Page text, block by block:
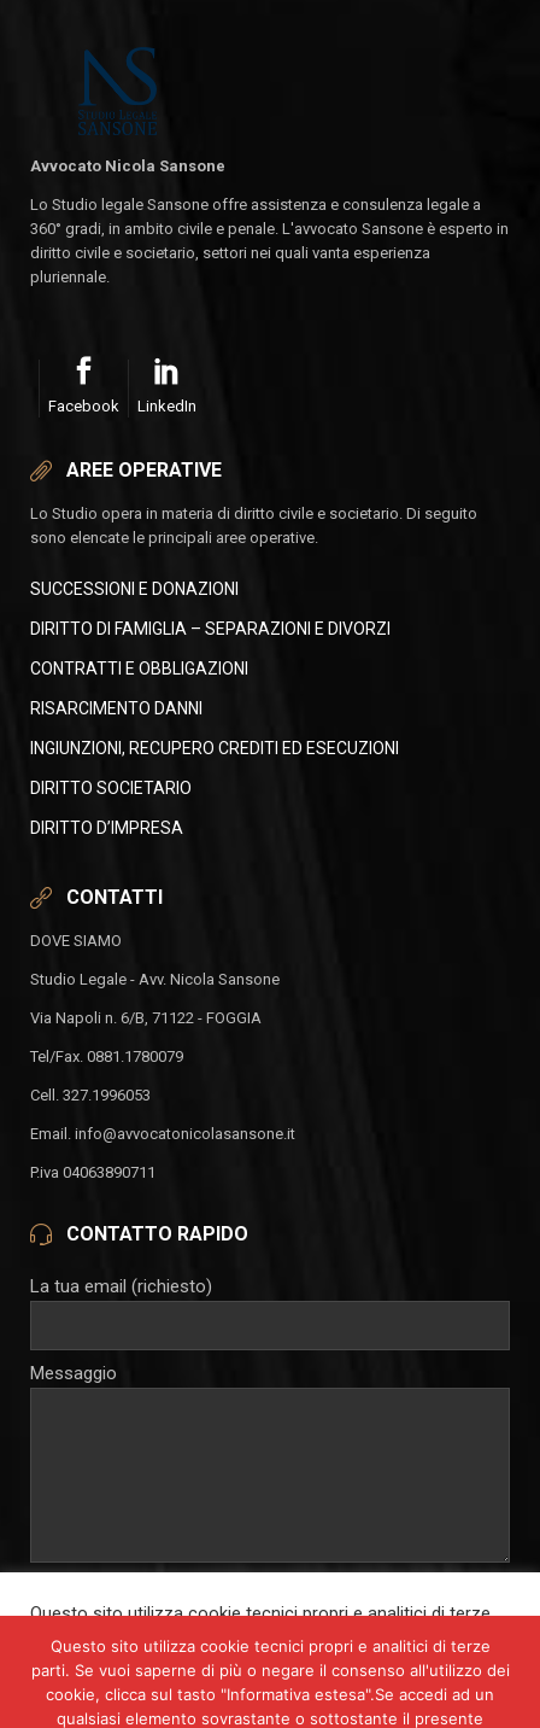
Avvocato Nicola Sansone
Lo Studio legale Sansone offre assistenza e consulenza legale a
360° gradi, in ambito civile e penale. L'avvocato Sansone è esperto in
diritto civile e societario, settori nei quali vanta esperienza
pluriennale.
Facebook LinkedIn
AREE OPERATIVE
Lo Studio opera in materia di diritto civile e societario. Di seguito
sono elencate le principali aree operative.
SUCCESSIONI E DONAZIONI
DIRITTO DI FAMIGLIA – SEPARAZIONI E DIVORZI
CONTRATTI E OBBLIGAZIONI
RISARCIMENTO DANNI
INGIUNZIONI, RECUPERO CREDITI ED ESECUZIONI
DIRITTO SOCIETARIO
DIRITTO D’IMPRESA
CONTATTI
DOVE SIAMO
Studio Legale - Avv. Nicola Sansone
Via Napoli n. 6/B, 71122 - FOGGIA
Tel/Fax. 0881.1780079
Cell. 327.1996053
Email. info@avvocatonicolasansone.it
P.iva 04063890711
CONTATTO RAPIDO
La tua email (richiesto)
Messaggio
le finalità connesse alla soprastante richiesta di informazioni, ai
sensi del D.lgs. 196 del 30 giugno 2003 e del Reg. UE n. 679/2016
Questo sito utilizza cookie tecnici propri e analitici di terze
parti. Se vuoi saperne di più o negare il consenso all'utilizzo
dei cookie, clicca sul tasto "Informativa estesa".
Cliccando su "Accetta tutto", acconsenti all'uso di TUTTI i
cookie. Tuttavia, puoi cliccare su "Impostazioni cookies" per
fornire un consenso selettivo.
Questo sito utilizza cookie tecnici propri e analitici di terze
parti. Se vuoi saperne di più o negare il consenso all'utilizzo dei
cookie, clicca sul tasto "Informativa estesa".Se accedi ad un
qualsiasi elemento sovrastante o sottostante il presente